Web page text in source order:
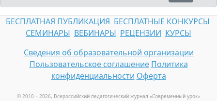
БЕСПЛАТНАЯ ПУБЛИКАЦИЯ БЕСПЛАТНЫЕ КОНКУРСЫ
СЕМИНАРЫ ВЕБИНАРЫ РЕЦЕНЗИИ КУРСЫ
Сведения об образовательной организации
Пользовательское соглашение Политика
конфиденциальности Оферта
© 2010 – 2026, Всероссийский педагогический журнал «Современный урок»